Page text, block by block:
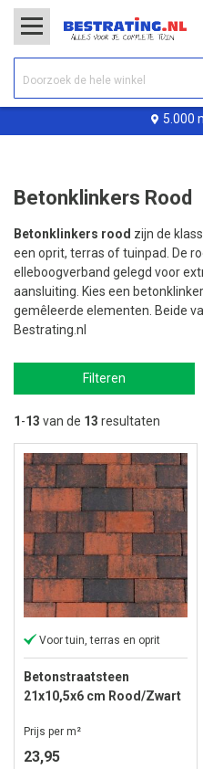
5.000
Betonklinkers Rood
Betonklinkers rood zijn de
een oprit, terras of tuinpad. De
elleboogverband gelegd voor
aansluiting. Kies een
gemêleerde elementen. Beide
Bestrating.nl
Filteren
1 -13 van de 13 resultaten
Voor tuin, terras en oprit
Betonstraatsteen
21x10,5x6 cm Rood/Zwart
Prijs per m²
23,95